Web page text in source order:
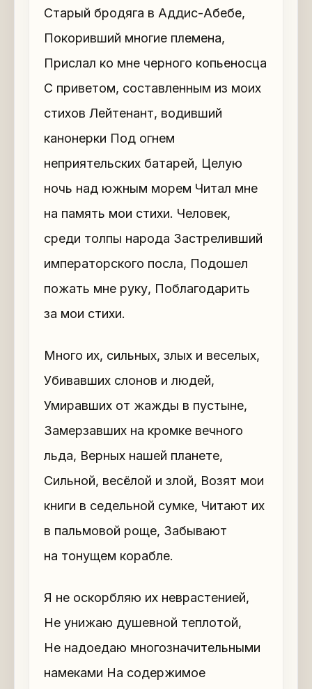
Старый бродяга в Аддис-Абебе,
Покоривший многие племена,
Прислал ко мне черного копьеносца
С приветом, составленным из моих
стихов Лейтенант, водивший
канонерки Под огнем
неприятельских батарей, Целую
ночь над южным морем Читал мне
на память мои стихи. Человек,
среди толпы народа Застреливший
императорского посла, Подошел
пожать мне руку, Поблагодарить
за мои стихи.
Много их, сильных, злых и веселых,
Убивавших слонов и людей,
Умиравших от жажды в пустыне,
Замерзавших на кромке вечного
льда, Верных нашей планете,
Сильной, весёлой и злой, Возят мои
книги в седельной сумке, Читают их
в пальмовой роще, Забывают
на тонущем корабле.
Я не оскорбляю их неврастенией,
Не унижаю душевной теплотой,
Не надоедаю многозначительными
намеками На содержимое